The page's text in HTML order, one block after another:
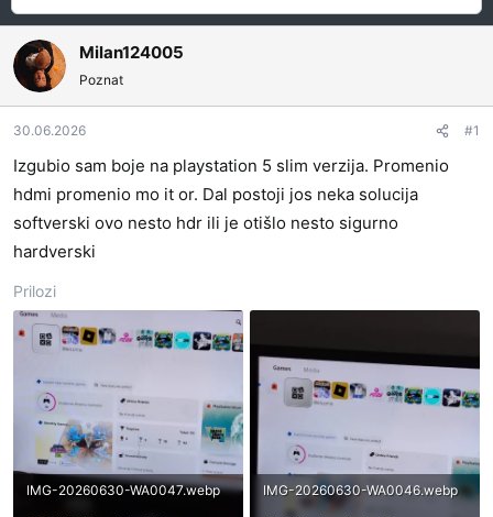
č
e
t
i
t
e
m
e
t
u
r
e
t
a
Milan124005
Poznat
30.06.2026 #1
Izgubio sam boje na playstation 5 slim verzija. Promenio
hdmi promenio mo it or. Dal postoji jos neka solucija
softverski ovo nesto hdr ili je otišlo nesto sigurno
hardverski
Prilozi
IMG-20260630-WA0047.webp
IMG-20260630-WA0046.webp